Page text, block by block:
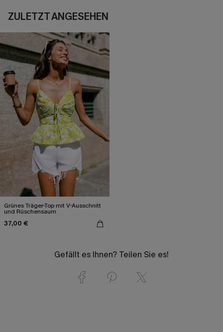
ZULETZT ANGESEHEN
Grünes Träger-Top mit V-Ausschnitt
und Rüschensaum
37,00 €
Gefällt es Ihnen? Teilen Sie es!